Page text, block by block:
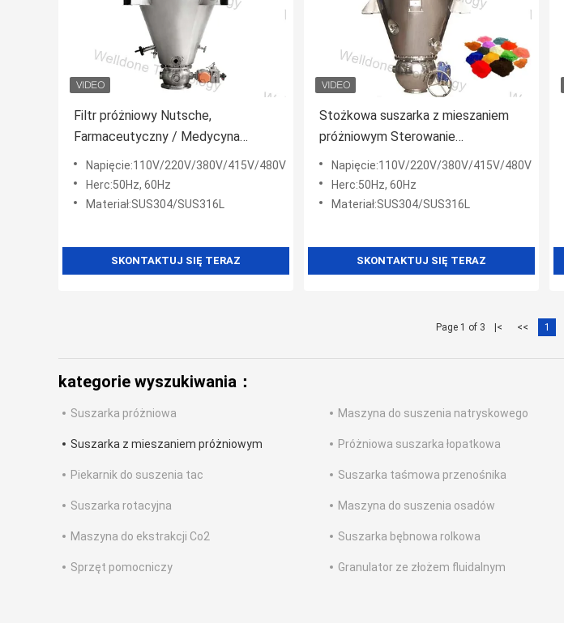
Filtr próżniowy Nutsche,
Farmaceutyczny / Medycyna
Próżniowa maszyna do suszenia
próżniowego
Napięcie:110V/220V/380V/415V/480V
Herc:50Hz, 60Hz
Materiał:SUS304/SUS316L
SKONTAKTUJ SIĘ TERAZ
Stożkowa suszarka z mieszaniem
próżniowym Sterowanie
przyciskiem Działanie w niskiej
temperaturze
Napięcie:110V/220V/380V/415V/480V
Herc:50Hz, 60Hz
Materiał:SUS304/SUS316L
SKONTAKTUJ SIĘ TERAZ
Page 1 of 3 |< << 1
kategorie wyszukiwania：
Suszarka próżniowa Maszyna do suszenia natryskowego
Suszarka z mieszaniem próżniowym Próżniowa suszarka łopatkowa
Piekarnik do suszenia tac Suszarka taśmowa przenośnika
Suszarka rotacyjna Maszyna do suszenia osadów
Maszyna do ekstrakcji Co2 Suszarka bębnowa rolkowa
Sprzęt pomocniczy Granulator ze złożem fluidalnym